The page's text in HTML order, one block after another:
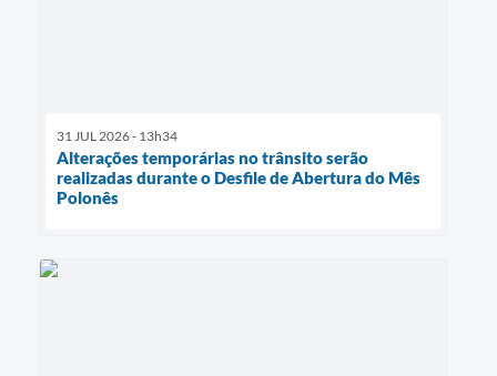
31 JUL 2026 - 13h34
Alterações temporárias no trânsito serão
realizadas durante o Desfile de Abertura do Mês
Polonês